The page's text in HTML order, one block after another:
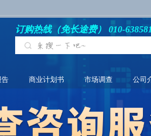
订购热线（免长途费） 010-
告 商业计划书 市场调查 公司